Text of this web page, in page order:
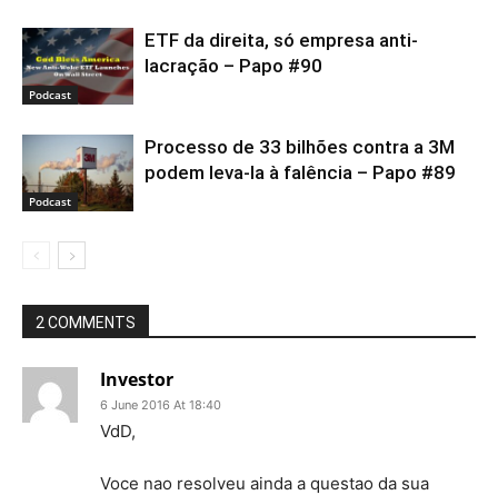
Podcast
ETF da direita, só empresa anti-
lacração – Papo #90
Podcast
Processo de 33 bilhões contra a 3M
podem leva-la à falência – Papo #89
2 COMMENTS
Investor
6 June 2016 At 18:40
VdD,
Voce nao resolveu ainda a questao da sua